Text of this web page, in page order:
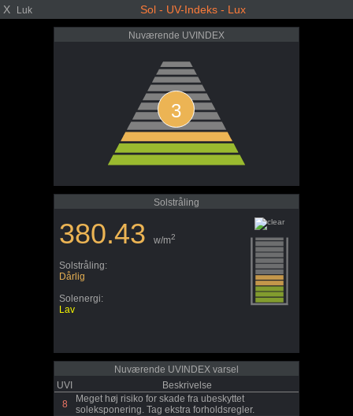
X Luk Sol - UV-Indeks - Lux
Nuværende UVINDEX
3
Solstråling
380.43 w/m2
Solstråling:
Dårlig
Solenergi:
Lav
Nuværende UVINDEX varsel
UVI
Beskrivelse
8
Meget høj risiko for skade fra ubeskyttet
soleksponering. Tag ekstra forholdsregler.